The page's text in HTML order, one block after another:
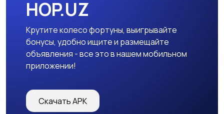
HOP.UZ
Крутите колесо фортуны, выигрывайте
бонусы, удобно ищите и размещайте
объявления - все это в нашем мобильном
приложении!
Скачать APK